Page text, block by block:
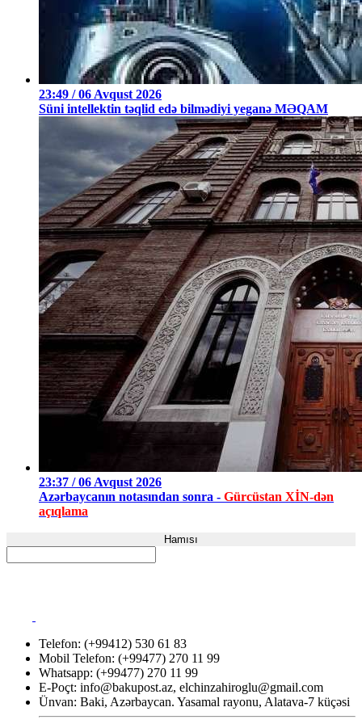
23:49 / 06 Avqust 2026
Süni intellektin təqlid edə bilmədiyi yeganə MƏQAM
23:37 / 06 Avqust 2026
Azərbaycanın notasından sonra - Gürcüstan XİN-dən
açıqlama
Hamısı
Telefon: (+99412) 530 61 83
Mobil Telefon: (+99477) 270 11 99
Whatsapp: (+99477) 270 11 99
E-Poçt: info@bakupost.az, elchinzahiroglu@gmail.com
Ünvan: Baki, Azərbaycan. Yasamal rayonu, Alatava-7 küçəsi